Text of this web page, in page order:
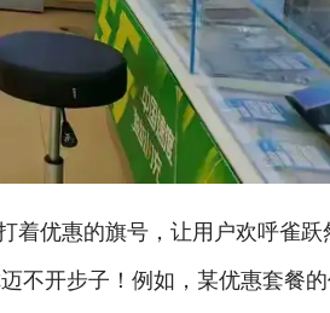
着优惠的旗号，让用户欢呼雀跃
不开步子！例如，某优惠套餐